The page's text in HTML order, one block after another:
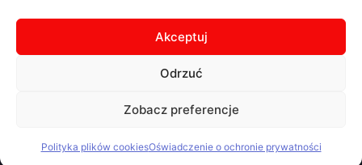
Akceptuj
Odrzuć
Zobacz preferencje
Polityka plików cookiesOświadczenie o ochronie prywatności
Kalkulator Świat Aluminium jest darmową aplikacją do obliczania
wagi teoretycznej materiałów z metali oraz przesyłania zapytań
rezultatów. To proste: Wybierz materiał, typ I kształt – oblicz wagę
Otwórz Kalkulator